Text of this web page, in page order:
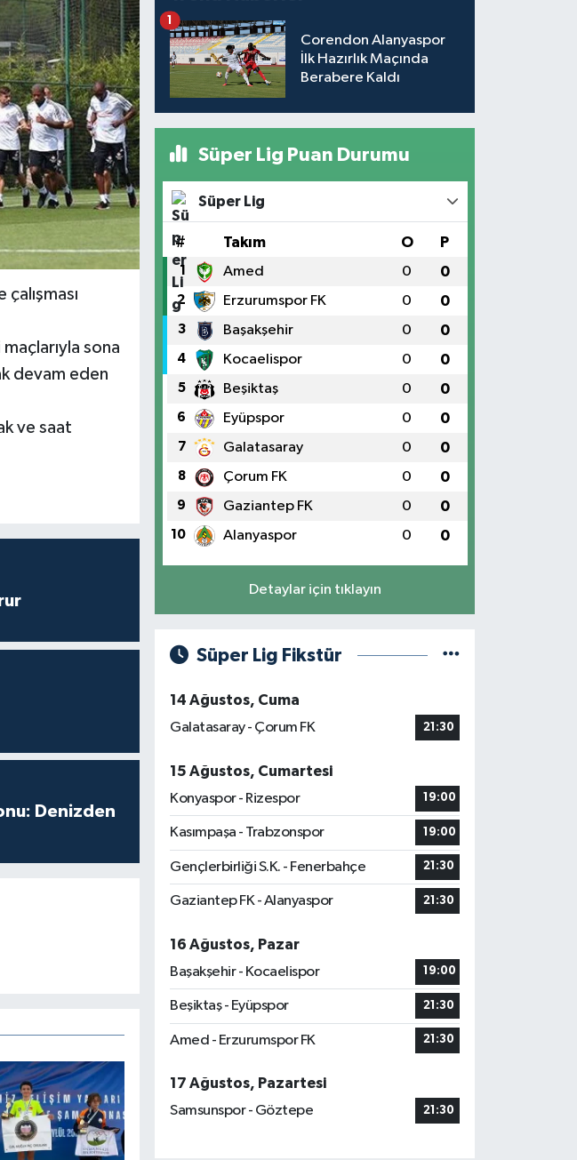
sona
devam eden
ve saat
Denizden
Corendon Alanyaspor
İlk Hazırlık Maçında
Berabere Kaldı
1
Süper Lig Puan Durumu
Süper Lig
# Takım O P
1 Amed 0 0
2 Erzurumspor FK 0 0
3 Başakşehir 0 0
4 Kocaelispor 0 0
5 Beşiktaş 0 0
6 Eyüpspor 0 0
7 Galatasaray 0 0
8 Çorum FK 0 0
9 Gaziantep FK 0 0
10 Alanyaspor 0 0
Detaylar için tıklayın
Süper Lig Fikstür
14 Ağustos, Cuma
Galatasaray - Çorum FK
21:30
15 Ağustos, Cumartesi
Konyaspor - Rizespor
19:00
Kasımpaşa - Trabzonspor 19:00
Gençlerbirliği S.K. - Fenerbahçe 21:30
Gaziantep FK - Alanyaspor 21:30
16 Ağustos, Pazar
Başakşehir - Kocaelispor
19:00
Beşiktaş - Eyüpspor 21:30
Amed - Erzurumspor FK 21:30
17 Ağustos, Pazartesi
Samsunspor - Göztepe
21:30